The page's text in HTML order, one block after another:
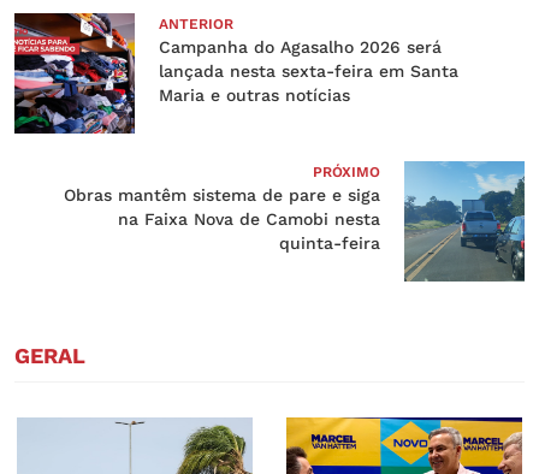
ANTERIOR
Campanha do Agasalho 2026 será
lançada nesta sexta-feira em Santa
Maria e outras notícias
PRÓXIMO
​Obras mantêm sistema de pare e siga
na Faixa Nova de Camobi nesta
quinta-feira
GERAL